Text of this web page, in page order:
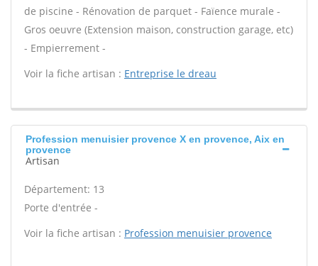
de piscine - Rénovation de parquet - Faïence murale -
Gros oeuvre (Extension maison, construction garage, etc)
- Empierrement -
Voir la fiche artisan : Entreprise le dreau
Profession menuisier provence X en provence, Aix en
provence
Artisan
Département: 13
Porte d'entrée -
Voir la fiche artisan : Profession menuisier provence